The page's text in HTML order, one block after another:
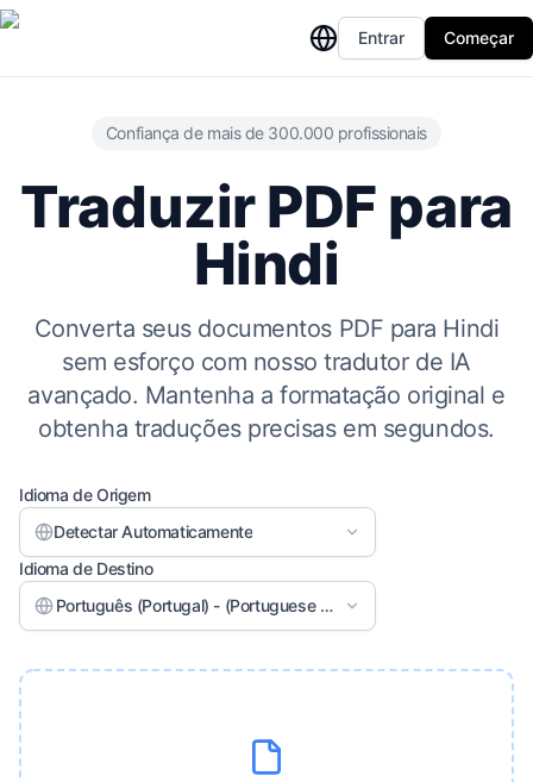
Entrar Começar
Confiança de mais de 300.000 profissionais
Traduzir PDF para
Hindi
Converta seus documentos PDF para Hindi
sem esforço com nosso tradutor de IA
avançado. Mantenha a formatação original e
obtenha traduções precisas em segundos.
Idioma de Origem
Detectar Automaticamente
Idioma de Destino
Português (Portugal) - (Portuguese (Portugal))